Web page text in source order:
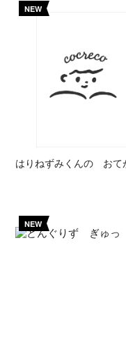
NEW
はりねずみくんの おて
NEW